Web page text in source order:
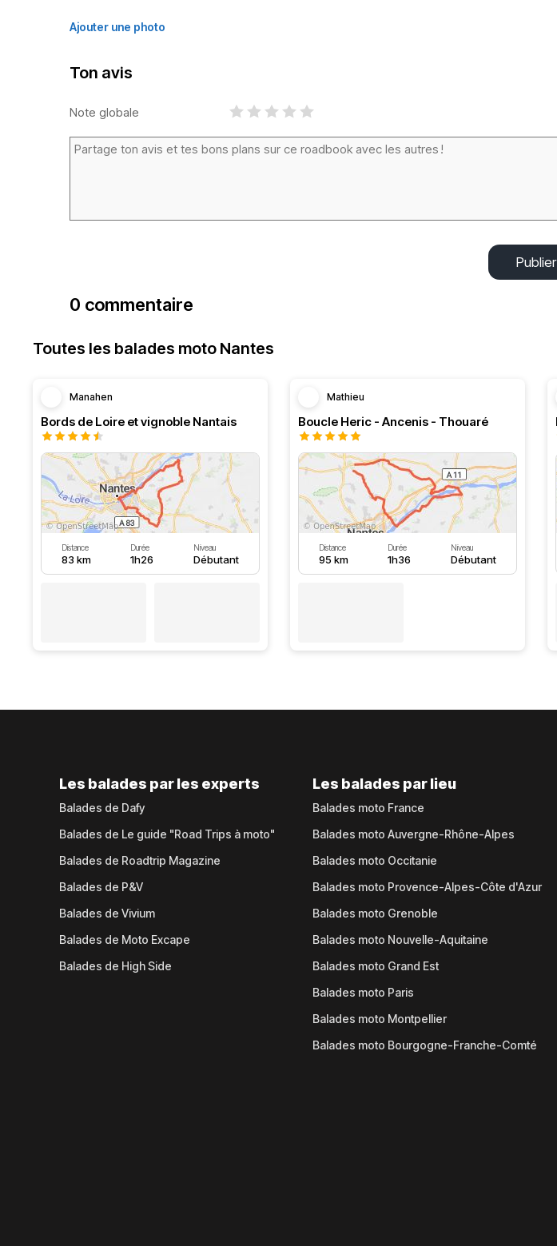
Ajouter une photo
Ton avis
Note globale
Publier
0 commentaire
Toutes les balades moto Nantes
Manahen
Bords de Loire et vignoble Nantais
Distance
83 km
Durée
1h26
Niveau
Débutant
Mathieu
Boucle Heric - Ancenis - Thouaré
Distance
95 km
Durée
1h36
Niveau
Débutant
Les balades par les experts
Balades de Dafy
Balades de Le guide "Road Trips à moto"
Balades de Roadtrip Magazine
Balades de P&V
Balades de Vivium
Balades de Moto Excape
Balades de High Side
Les balades par lieu
Balades moto France
Balades moto Auvergne-Rhône-Alpes
Balades moto Occitanie
Balades moto Provence-Alpes-Côte d'Azur
Balades moto Grenoble
Balades moto Nouvelle-Aquitaine
Balades moto Grand Est
Balades moto Paris
Balades moto Montpellier
Balades moto Bourgogne-Franche-Comté